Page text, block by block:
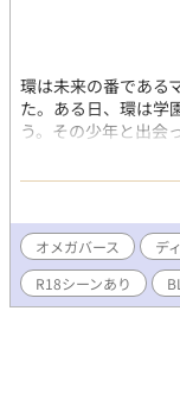
環は未来の番である
た。ある日、環は学
う。その少年と出会
く。 少しディスト
為的番であるΩの話
れている受けを取り
オメガバース デ
R18シーンあり
BL